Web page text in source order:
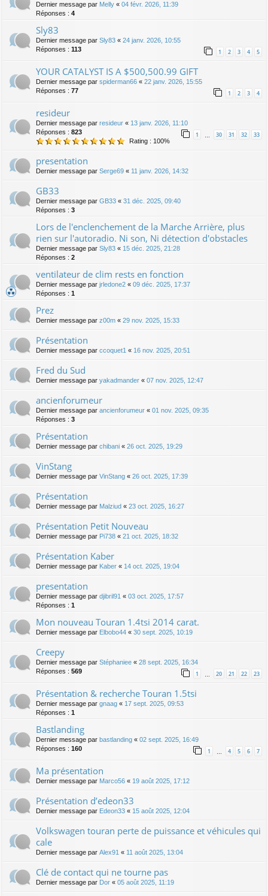
Dernier message par Melly « 04 févr. 2026, 11:39
Réponses : 4
Sly83
Dernier message par Sly83 « 24 janv. 2026, 10:55
Réponses : 113 1 2 3 4 5
YOUR CATALYST IS A $500,500.99 GIFT
Dernier message par spiderman66 « 22 janv. 2026, 15:55
Réponses : 77 1 2 3 4
resideur
Dernier message par resideur « 13 janv. 2026, 11:10
Réponses : 823 1 … 30 31 32 33
Rating : 100%
presentation
Dernier message par Serge69 « 11 janv. 2026, 14:32
GB33
Dernier message par GB33 « 31 déc. 2025, 09:40
Réponses : 3
Lors de l'enclenchement de la Marche Arrière, plus
rien sur l'autoradio. Ni son, Ni détection d'obstacles
Dernier message par Sly83 « 15 déc. 2025, 21:28
Réponses : 2
ventilateur de clim rests en fonction
Dernier message par jrledone2 « 09 déc. 2025, 17:37
Réponses : 1
Prez
Dernier message par z00m « 29 nov. 2025, 15:33
Présentation
Dernier message par ccoquet1 « 16 nov. 2025, 20:51
Fred du Sud
Dernier message par yakadmander « 07 nov. 2025, 12:47
ancienforumeur
Dernier message par ancienforumeur « 01 nov. 2025, 09:35
Réponses : 3
Présentation
Dernier message par chibani « 26 oct. 2025, 19:29
VinStang
Dernier message par VinStang « 26 oct. 2025, 17:39
Présentation
Dernier message par Malziud « 23 oct. 2025, 16:27
Présentation Petit Nouveau
Dernier message par Pi738 « 21 oct. 2025, 18:32
Présentation Kaber
Dernier message par Kaber « 14 oct. 2025, 19:04
presentation
Dernier message par djibril91 « 03 oct. 2025, 17:57
Réponses : 1
Mon nouveau Touran 1.4tsi 2014 carat.
Dernier message par Elbobo44 « 30 sept. 2025, 10:19
Creepy
Dernier message par Stéphaniee « 28 sept. 2025, 16:34
Réponses : 569 1 … 20 21 22 23
Présentation & recherche Touran 1.5tsi
Dernier message par gnaag « 17 sept. 2025, 09:53
Réponses : 1
Bastlanding
Dernier message par bastlanding « 02 sept. 2025, 16:49
Réponses : 160 1 … 4 5 6 7
Ma présentation
Dernier message par Marco56 « 19 août 2025, 17:12
Présentation d’edeon33
Dernier message par Edeon33 « 15 août 2025, 12:04
Volkswagen touran perte de puissance et véhicules qui
cale
Dernier message par Alex91 « 11 août 2025, 13:04
Clé de contact qui ne tourne pas
Dernier message par Dor « 05 août 2025, 11:19